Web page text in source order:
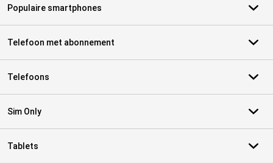
Populaire smartphones
Telefoon met abonnement
Telefoons
Sim Only
Tablets